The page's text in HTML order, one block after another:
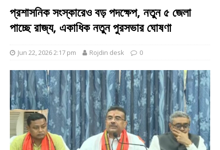
প্রশাসনিক সংস্কারেও বড় পদক্ষেপ, নতুন ৫ জেলা
পাচ্ছে রাজ্য, একাধিক নতুন পুরসভার ঘোষণা
Jun 22, 2026 2:17 pm Rojdin desk 0